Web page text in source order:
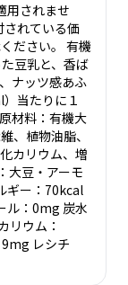
用されませ
れている価
ださい。 有機
豆乳と、香ば
ナッツ感あふ
当たりに１
材料：有機大
、植物油脂、
カリウム、増
大豆・アーモ
ギー：70kcal
ル：0mg 炭水
リウム：
レシチ